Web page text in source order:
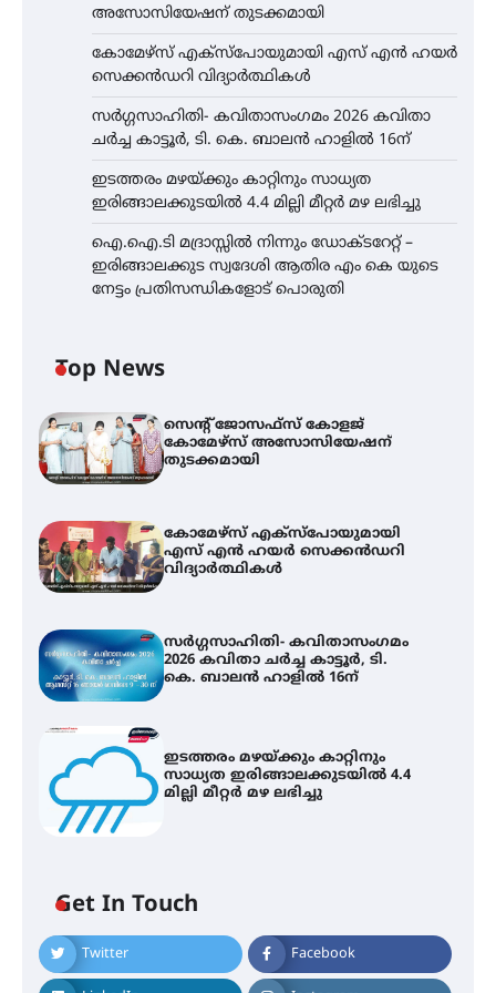
അസോസിയേഷന് തുടക്കമായി
കോമേഴ്സ് എക്സ്പോയുമായി എസ് എൻ ഹയർ
സെക്കൻഡറി വിദ്യാർത്ഥികൾ
സർഗ്ഗസാഹിതി- കവിതാസംഗമം 2026 കവിതാ
ചർച്ച കാട്ടൂർ, ടി. കെ. ബാലൻ ഹാളിൽ 16ന്
ഇടത്തരം മഴയ്ക്കും കാറ്റിനും സാധ്യത
ഇരിങ്ങാലക്കുടയിൽ 4.4 മില്ലി മീറ്റർ മഴ ലഭിച്ചു
ഐ.ഐ.ടി മദ്രാസ്സിൽ നിന്നും ഡോക്ടറേറ്റ് –
ഇരിങ്ങാലക്കുട സ്വദേശി ആതിര എം കെ യുടെ
നേട്ടം പ്രതിസന്ധികളോട് പൊരുതി
Top News
സെന്റ് ജോസഫ്സ് കോളജ്
കോമേഴ്‌സ് അസോസിയേഷന്
തുടക്കമായി
കോമേഴ്സ് എക്സ്പോയുമായി
എസ് എൻ ഹയർ സെക്കൻഡറി
വിദ്യാർത്ഥികൾ
സർഗ്ഗസാഹിതി- കവിതാസംഗമം
2026 കവിതാ ചർച്ച കാട്ടൂർ, ടി.
കെ. ബാലൻ ഹാളിൽ 16ന്
ഇടത്തരം മഴയ്ക്കും കാറ്റിനും
സാധ്യത ഇരിങ്ങാലക്കുടയിൽ 4.4
മില്ലി മീറ്റർ മഴ ലഭിച്ചു
Get In Touch
Twitter Facebook
സർഗ്ഗസാഹിതി- കവിതാസംഗമം
2026 കവിതാ ചർച്ച കാട്ടൂർ, ടി. കെ.
ബാലൻ ഹാളിൽ 16ന്